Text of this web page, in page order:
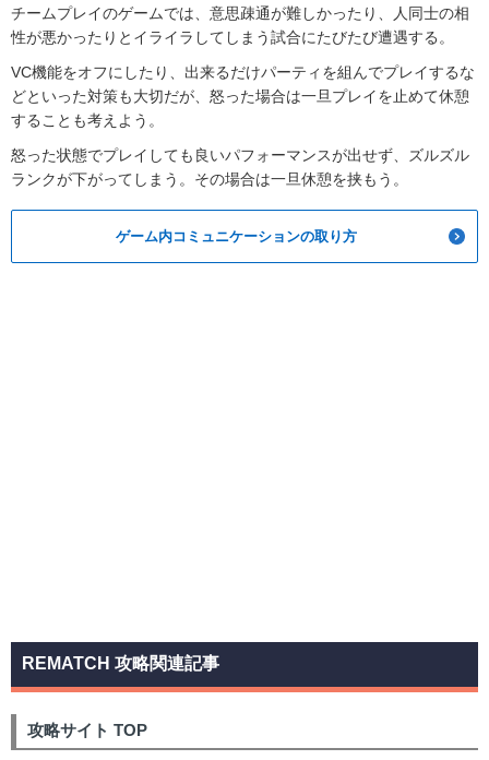
チームプレイのゲームでは、意思疎通が難しかったり、人同士の相
性が悪かったりとイライラしてしまう試合にたびたび遭遇する。
VC機能をオフにしたり、出来るだけパーティを組んでプレイするな
どといった対策も大切だが、怒った場合は一旦プレイを止めて休憩
することも考えよう。
怒った状態でプレイしても良いパフォーマンスが出せず、ズルズル
ランクが下がってしまう。その場合は一旦休憩を挟もう。
ゲーム内コミュニケーションの取り方
REMATCH 攻略関連記事
攻略サイト TOP